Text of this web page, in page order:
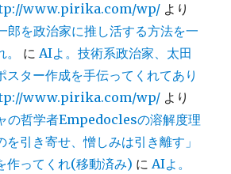
www.pirika.com/wp/ より
郎を政治家に推し活する方法を一
にAIよ。技術系政治家、太田
スター作成を手伝ってくれてあり
www.pirika.com/wp/ より
の哲学者Empedoclesの溶解度理
を引き寄せ、憎しみは引き離す」
作ってくれ(移動済み) にAIよ。